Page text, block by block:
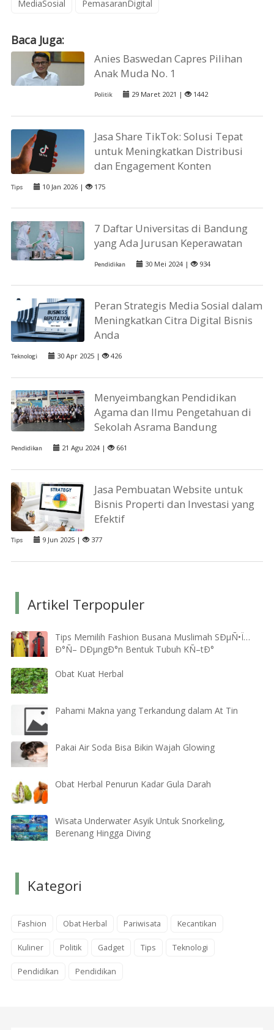
MediaSosial PemasaranDigital
Baca Juga:
Anies Baswedan Capres Pilihan
Anak Muda No. 1
Politik 29 Maret 2021 | 1442
Jasa Share TikTok: Solusi Tepat
untuk Meningkatkan Distribusi
dan Engagement Konten
Tips 10 Jan 2026 | 175
7 Daftar Universitas di Bandung
yang Ada Jurusan Keperawatan
Pendidikan 30 Mei 2024 | 934
Peran Strategis Media Sosial dalam
Meningkatkan Citra Digital Bisnis
Anda
Teknologi 30 Apr 2025 | 426
Menyeimbangkan Pendidikan
Agama dan Ilmu Pengetahuan di
Sekolah Asrama Bandung
Pendidikan 21 Agu 2024 | 661
Jasa Pembuatan Website untuk
Bisnis Properti dan Investasi yang
Efektif
Tips 9 Jun 2025 | 377
Artikel Terpopuler
Tips Memilih Fashion Busana Muslimah SÐµÑ•Ï…
Ð°Ñ– DÐµngÐ°n Bentuk Tubuh KÑ–tÐ°
Obat Kuat Herbal
Pahami Makna yang Terkandung dalam At Tin
Pakai Air Soda Bisa Bikin Wajah Glowing
Obat Herbal Penurun Kadar Gula Darah
Wisata Underwater Asyik Untuk Snorkeling,
Berenang Hingga Diving
Kategori
Fashion Obat Herbal Pariwisata Kecantikan
Kuliner Politik Gadget Tips Teknologi
Pendidikan Pendidikan